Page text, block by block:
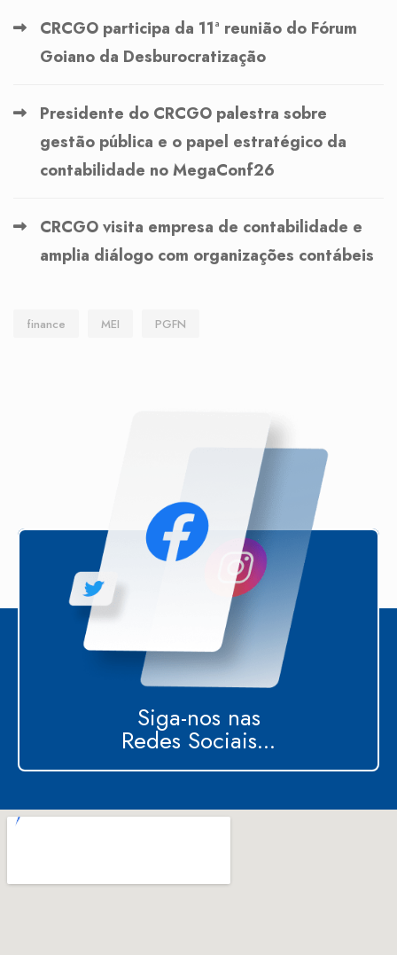
CRCGO participa da 11ª reunião do Fórum
Goiano da Desburocratização
Presidente do CRCGO palestra sobre
gestão pública e o papel estratégico da
contabilidade no MegaConf26
CRCGO visita empresa de contabilidade e
amplia diálogo com organizações contábeis
finance MEI PGFN
Siga-nos nas
Redes Sociais...